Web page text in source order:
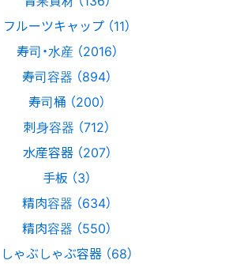
フルーツキャップ （11）
寿司・水産 （2016）
寿司容器 （894）
寿司桶 （200）
刺身容器 （712）
水産容器 （207）
手板 （3）
精肉容器 （634）
精肉容器 （550）
しゃぶしゃぶ容器 （68）